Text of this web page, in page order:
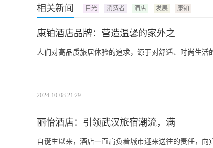
相关新闻 目光 消费者 酒店 发展 康铂
康铂酒店品牌：营造温馨的家外之
人们对高品质旅居体验的追求，源于对舒适、时尚生活
2024-10-08 21:29
丽怡酒店：引领武汉旅宿潮流，满
自诞生以来，酒店一直肩负着城市迎来送往的责任，